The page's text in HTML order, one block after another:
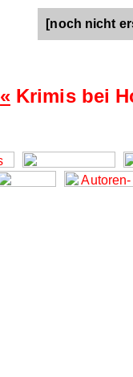
[noch nicht
«Krimis bei